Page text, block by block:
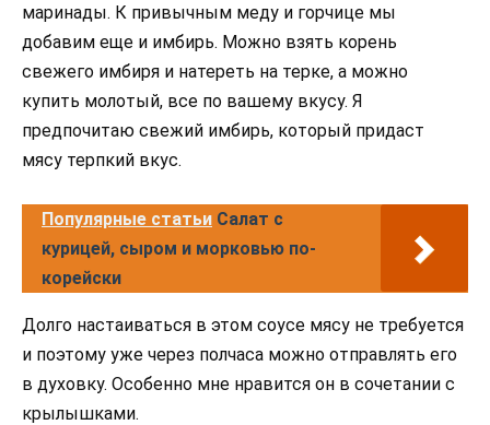
маринады. К привычным меду и горчице мы
добавим еще и имбирь. Можно взять корень
свежего имбиря и натереть на терке, а можно
купить молотый, все по вашему вкусу. Я
предпочитаю свежий имбирь, который придаст
мясу терпкий вкус.
Популярные статьи Салат с
курицей, сыром и морковью по-
корейски
Долго настаиваться в этом соусе мясу не требуется
и поэтому уже через полчаса можно отправлять его
в духовку. Особенно мне нравится он в сочетании с
крылышками.